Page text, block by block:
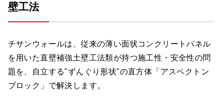
壁工法
チサンウォールは、従来の薄い面状コンクリートパネル
を用いた直壁補強土壁工法類が持つ施工性・安全性の問
題を、自立する"ずんぐり形状"の直方体「アスペクトン
ブロック」で解決します。